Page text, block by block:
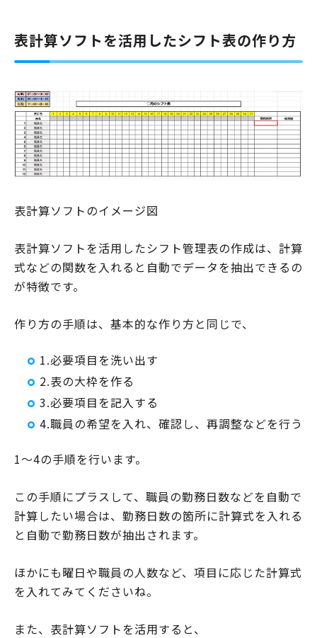
表計算ソフトを活用したシフト表の作り方
表計算ソフトのイメージ図
表計算ソフトを活用したシフト管理表の作成は、計算
式などの関数を入れると自動でデータを抽出できるの
が特徴です。
作り方の手順は、基本的な作り方と同じで、
1.必要項目を洗い出す
2.表の大枠を作る
3.必要項目を記入する
4.職員の希望を入れ、確認し、再調整などを行う
1～4の手順を行います。
この手順にプラスして、職員の勤務日数などを自動で
計算したい場合は、勤務日数の箇所に計算式を入れる
と自動で勤務日数が抽出されます。
ほかにも曜日や職員の人数など、項目に応じた計算式
を入れてみてくださいね。
また、表計算ソフトを活用すると、